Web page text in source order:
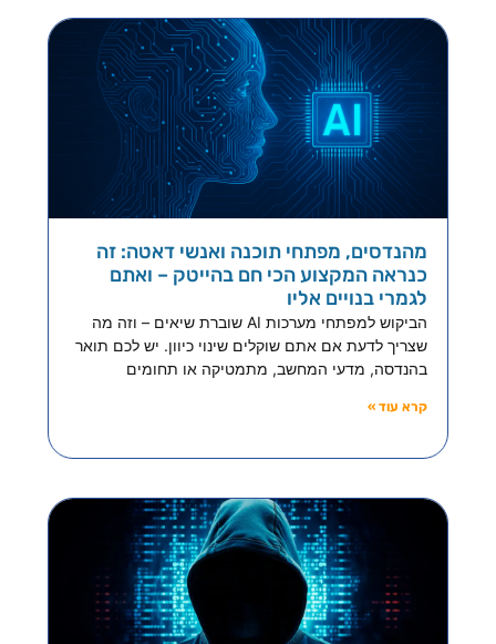
מהנדסים, מפתחי תוכנה ואנשי דאטה: זה
כנראה המקצוע הכי חם בהייטק – ואתם
לגמרי בנויים אליו
הביקוש למפתחי מערכות AI שוברת שיאים – וזה מה
שצריך לדעת אם אתם שוקלים שינוי כיוון. יש לכם תואר
בהנדסה, מדעי המחשב, מתמטיקה או תחומים
קרא עוד »